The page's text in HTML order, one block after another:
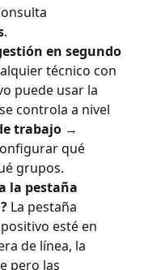
.
en segundo
técnico con
puede usar la
controla a nivel
trabajo →
qué
grupos.
la pestaña
La pestaña
esté en
de línea, la
pero las